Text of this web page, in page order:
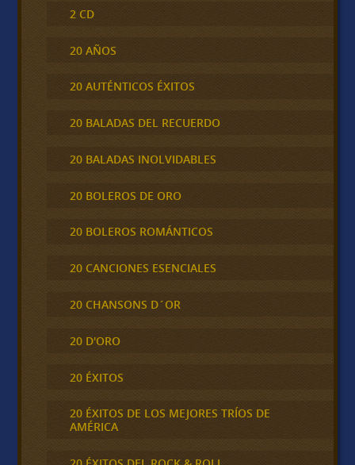
2 CD
20 AÑOS
20 AUTÉNTICOS ÉXITOS
20 BALADAS DEL RECUERDO
20 BALADAS INOLVIDABLES
20 BOLEROS DE ORO
20 BOLEROS ROMÁNTICOS
20 CANCIONES ESENCIALES
20 CHANSONS D´OR
20 D'ORO
20 ÉXITOS
20 ÉXITOS DE LOS MEJORES TRÍOS DE
AMÉRICA